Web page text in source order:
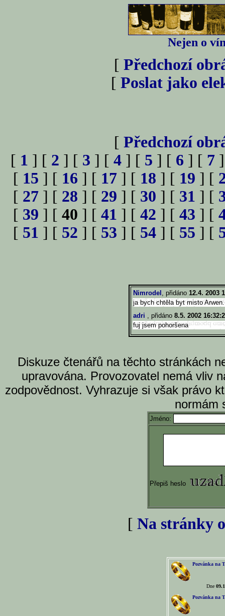
Nejen o
[ Předchozí
[ Poslat jako
[ Předchozí
[ 1 ] [ 2 ] [ 3 ] [ 4 ] [ 5 ] [ 6 ] [ 7
[ 15 ] [ 16 ] [ 17 ] [ 18 ] [ 19 ] [
[ 27 ] [ 28 ] [ 29 ] [ 30 ] [ 31 ] [
[ 39 ] [ 40 ] [ 41 ] [ 42 ] [ 43 ] [
[ 51 ] [ 52 ] [ 53 ] [ 54 ] [ 55 ] [
Nimrodel , přidáno 12.4. 2003
ja bych chtěla byt misto
adri , přidáno 8.5. 2002
fuj jsem pohoršena
Diskuze čtenářů na těchto stránkách
upravována. Provozovatel nemá vliv
zodpovědnost. Vyhrazuje si však právo
normám
Jméno:
Přepiš heslo
[ Na stránky
Pozvánka na
Dne
Pozvánka na